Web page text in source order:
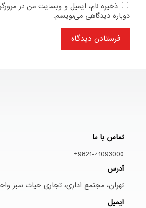
ذخیره نام، ایمیل و وبسایت من در
دوباره دیدگاهی می‌نویسم.
تماس با ما
9821-41093000+
آدرس
تهران، مجتمع اداری، تجاری حیات سبز واحد
ایمیل